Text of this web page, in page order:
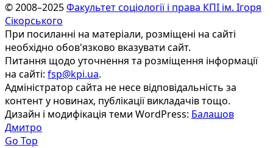
© 2008–2025Факультет соціології і права КПІ ім. Ігоря
Сікорського
При посиланні на матеріали, розміщені на сайті
необхідно обов'язково вказувати сайт.
Питання щодо уточнення та розміщення інформації
на сайті: fsp@kpi.ua.
Адміністратор сайта не несе відповідальність за
контент у новинах, публікації викладачів тощо.
Дизайн і модифікація теми WordPress: Балашов
Дмитро
Go Top